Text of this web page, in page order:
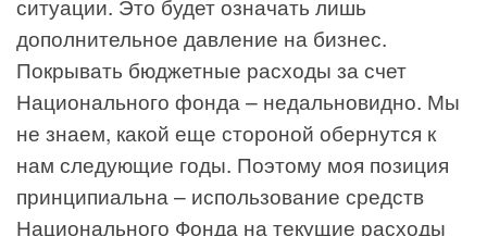
ситуации. Это будет означать лишь
дополнительное давление на бизнес.
Покрывать бюджетные расходы за счет
Национального фонда – недальновидно. Мы
не знаем, какой еще стороной обернутся к
нам следующие годы. Поэтому моя позиция
принципиальна – использование средств
Национального Фонда на текущие расходы